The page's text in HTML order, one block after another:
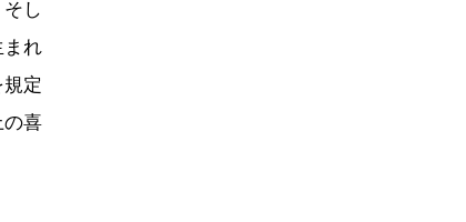
し
まれ
定
の喜